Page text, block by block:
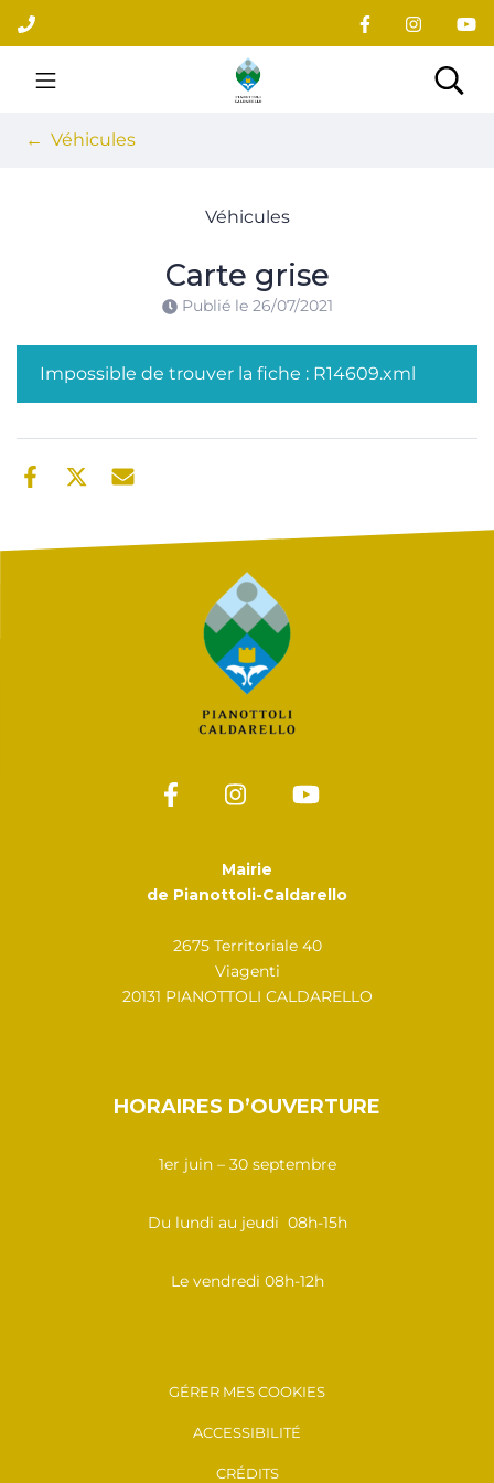
Aller
au
contenu
Site officiel du village
Véhicules
Véhicules
Carte grise
Publié le 26/07/2021
Impossible de trouver la fiche : R14609.xml
Mairie
de Pianottoli-Caldarello
2675 Territoriale 40
Viagenti
20131 PIANOTTOLI CALDARELLO
HORAIRES D’OUVERTURE
1er juin – 30 septembre
Du lundi au jeudi 08h-15h
Le vendredi 08h-12h
GÉRER MES COOKIES
ACCESSIBILITÉ
CRÉDITS